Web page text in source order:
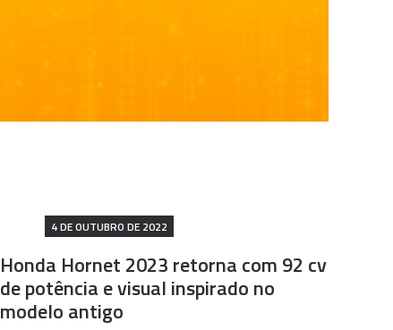
4 DE OUTUBRO DE 2022
Honda Hornet 2023 retorna com 92 cv
de potência e visual inspirado no
modelo antigo